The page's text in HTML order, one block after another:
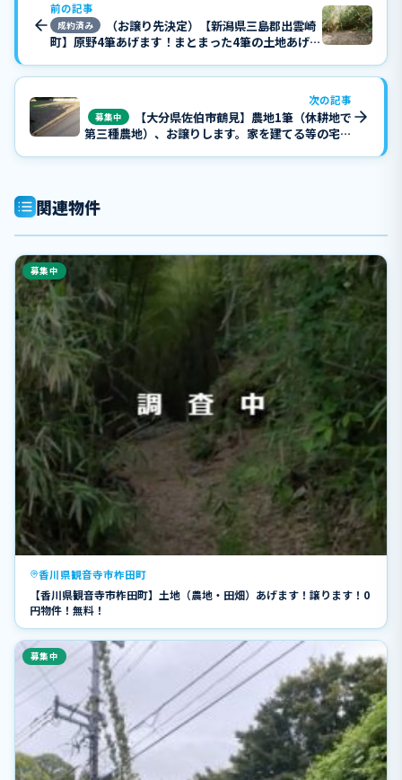
前の記事
成約済み
（お譲り先決定）【新潟県三島郡出雲崎
町】原野4筆あげます！まとまった4筆の土地あげま
次の記事
募集中
【大分県佐伯市鶴見】農地1筆（休耕地で
第三種農地）、お譲りします。家を建てる等の宅地
関連物件
募集中
香川県観音寺市柞田町
【香川県観音寺市柞田町】土地（農地・田畑）あげます！譲ります！0
円物件！無料！
募集中